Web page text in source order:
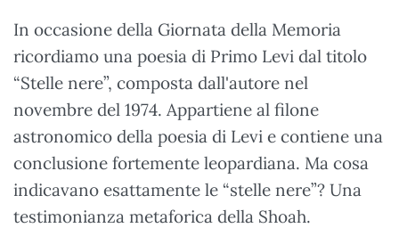
In occasione della Giornata della Memoria
ricordiamo una poesia di Primo Levi dal titolo
“Stelle nere”, composta dall'autore nel
novembre del 1974. Appartiene al filone
astronomico della poesia di Levi e contiene una
conclusione fortemente leopardiana. Ma cosa
indicavano esattamente le “stelle nere”? Una
testimonianza metaforica della Shoah.